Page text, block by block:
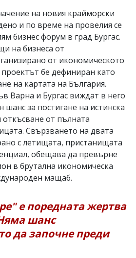
на новия крайморски
и по време на провелия се
бизнес форум в град Бургас.
на бизнеса от
от икономическото
проектът бе дефиниран като
на картата на България.
Варна и Бургас виждат в него
шанс за постигане на истинска
от пълната
Свързването на двата
с летищата, пристанищата
обещава да превърне
в брутална икономическа
мащаб.
е поредната жертва
шанс
да започне преди